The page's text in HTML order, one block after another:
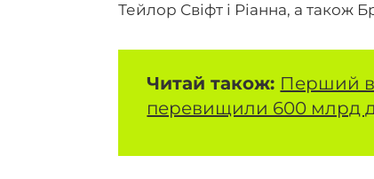
Тейлор Свіфт і Ріанна, а також
Читай також: Перший в
перевищили 600 млрд